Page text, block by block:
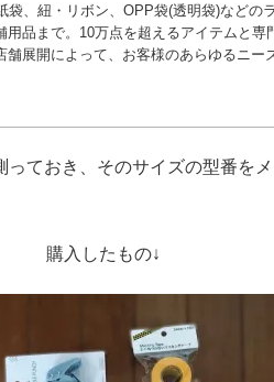
袋、紐・リボン、OPP袋(透明袋)などの
用品まで。10万点を超えるアイテムと
舗展開によって、お客様のあらゆるニー
ておき、そのサイズの型番を
購入したもの↓